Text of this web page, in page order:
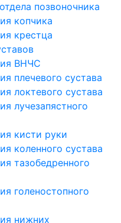
позвоночника
копчика
крестца
ВНЧС
плечевого сустава
локтевого сустава
лучезапястного
кисти руки
коленного сустава
тазобедренного
голеностопного
нижних